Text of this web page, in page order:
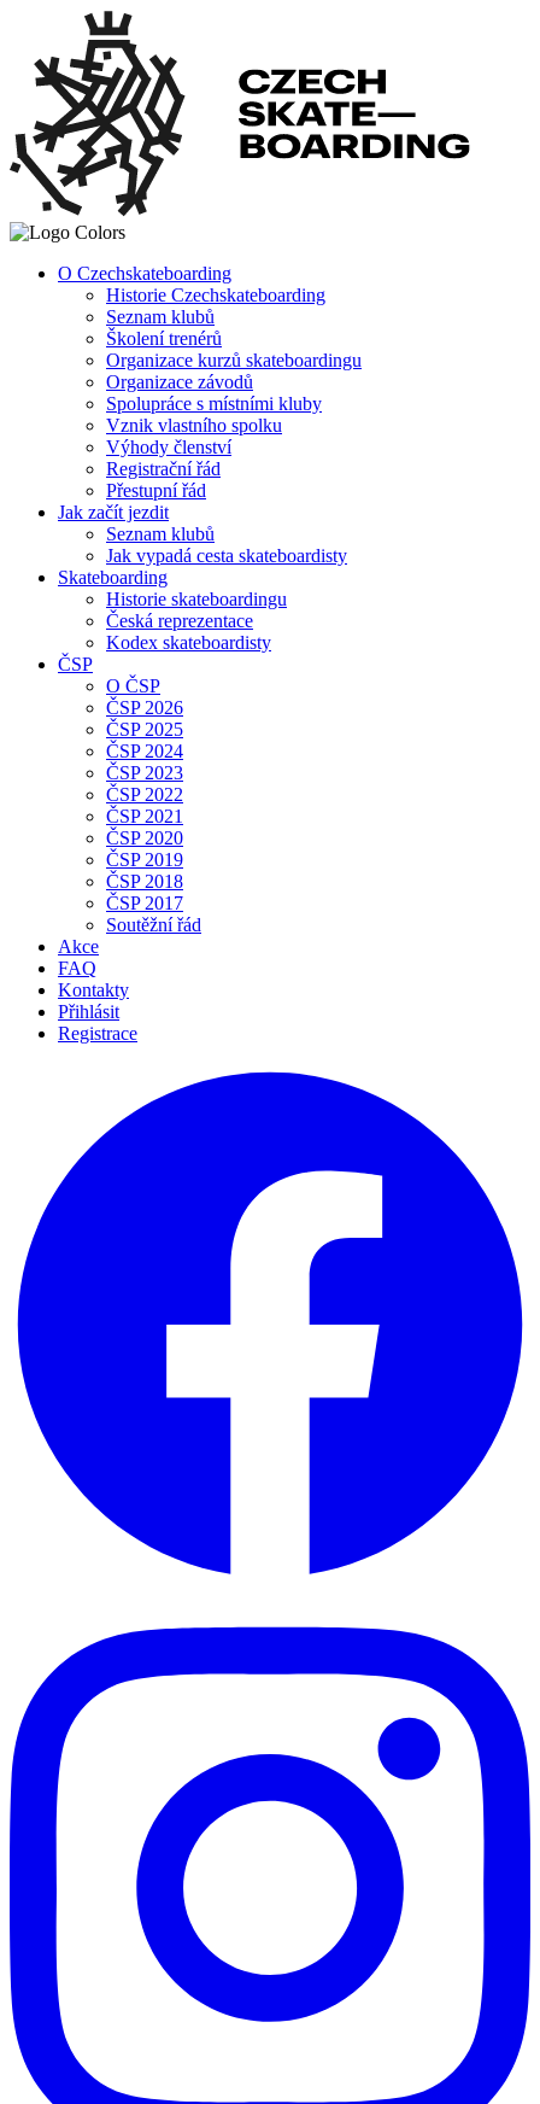
O Czechskateboarding
Historie Czechskateboarding
Seznam klubů
Školení trenérů
Organizace kurzů skateboardingu
Organizace závodů
Spolupráce s místními kluby
Vznik vlastního spolku
Výhody členství
Registrační řád
Přestupní řád
Jak začít jezdit
Seznam klubů
Jak vypadá cesta skateboardisty
Skateboarding
Historie skateboardingu
Česká reprezentace
Kodex skateboardisty
ČSP
O ČSP
ČSP 2026
ČSP 2025
ČSP 2024
ČSP 2023
ČSP 2022
ČSP 2021
ČSP 2020
ČSP 2019
ČSP 2018
ČSP 2017
Soutěžní řád
Akce
FAQ
Kontakty
Přihlásit
Registrace